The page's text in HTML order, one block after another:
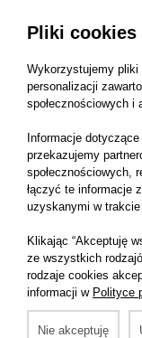
KOSZULKI
T‑SHIRT REGULAR
180 g/m²
Pliki cookies
Wykorzystujemy pliki
personalizacji
społecznościowych i
Informacje
przekazujemy
społecznościowych,
łączyć te informacje
uzyskanymi w
Klikając “Akceptuję
ze wszystkich
rodzaje cookies
informacji w Polityce
Nie akceptuję